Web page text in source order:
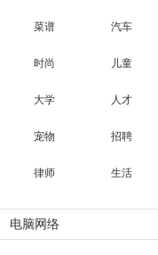
菜谱 汽车
时尚 儿童
大学 人才
宠物 招聘
律师 生活
电脑网络